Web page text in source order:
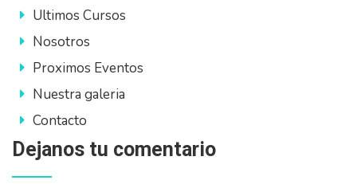
Ultimos Cursos
Nosotros
Proximos Eventos
Nuestra galeria
Contacto
Dejanos tu comentario